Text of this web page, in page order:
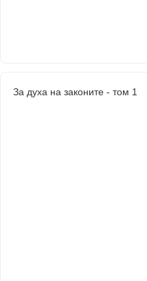
За духа на законите - том 1